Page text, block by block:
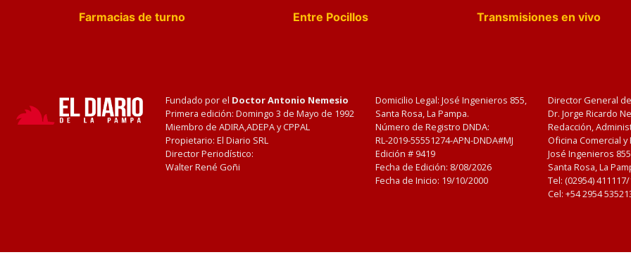
Farmacias de turno
Entre Pocillos Transmisiones en vivo
Fundado por el Doctor Antonio Nemesio
Primera edición: Domingo 3 de Mayo de 1992
Miembro de ADIRA,ADEPA y CPPAL
Propietario: El Diario SRL
Director Periodístico:
Walter René Goñi
Domicilio Legal: José Ingenieros 855,
Santa Rosa, La Pampa.
Número de Registro DNDA:
RL-2019-55551274-APN-DNDA#MJ
Edición # 9419
Fecha de Edición: 8/08/2026
Fecha de Inicio: 19/10/2000
Director General
Dr. Jorge Ricardo
Redacción,
Oficina Comercial
José Ingenieros
Santa Rosa, La
Tel: (02954)
Cel: +54 2954